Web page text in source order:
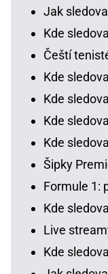
Jak
Kde
Čeští
Kde
Kde
Kde
Kde
Šipky
Formule 1:
Kde
Live
Kde